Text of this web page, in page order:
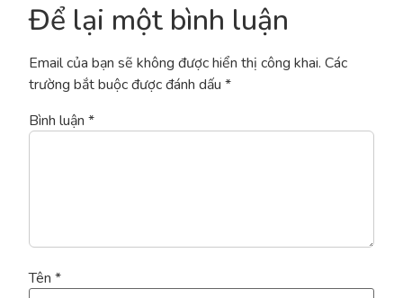
Để lại một bình luận
Email của bạn sẽ không được hiển thị công khai. Các
trường bắt buộc được đánh dấu *
Bình luận *
Tên *